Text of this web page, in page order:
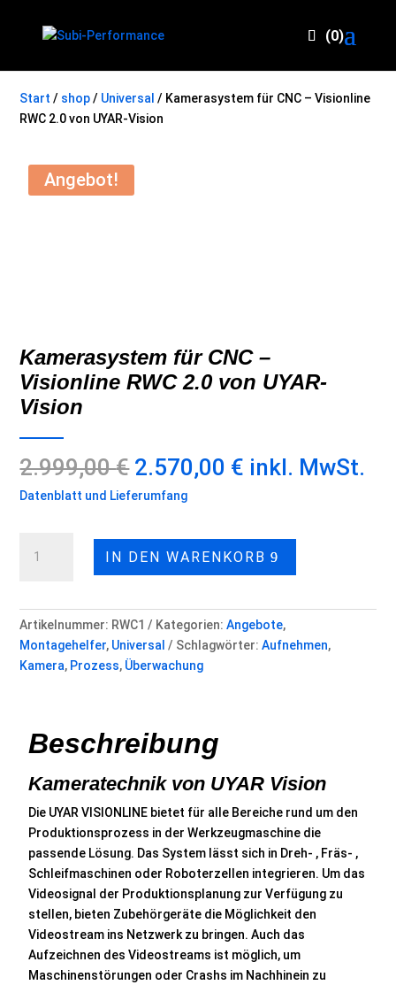
(0)
Start / shop/ Universal / Kamerasystem für CNC – Visionline
RWC 2.0 von UYAR-Vision
Angebot!
Kamerasystem für CNC –
Visionline RWC 2.0 von UYAR-
Vision
2.999,00€ Ursprünglicher
Preis
war:
2.570,00 € Aktueller
inkl. MwSt.
Datenblatt und Lieferumfang
Kamerasystem
Visionline
RWC
2.0
Menge
IN DEN WARENKORB
Artikelnummer: RWC1 Kategorien:Angebote,
Montagehelfer, Universal Schlagwörter:Aufnehmen,
Kamera, Prozess, Überwachung
Beschreibung
Kameratechnik von UYAR Vision
Die UYAR VISIONLINE bietet für alle Bereiche rund um den
Produktionsprozess in der Werkzeugmaschine die
passende Lösung. Das System lässt sich in Dreh- , Fräs- ,
Schleifmaschinen oder Roboterzellen integrieren. Um das
Videosignal der Produktionsplanung zur Verfügung zu
stellen, bieten Zubehörgeräte die Möglichkeit den
Videostream ins Netzwerk zu bringen. Auch das
Aufzeichnen des Videostreams ist möglich, um
Maschinenstörungen oder Crashs im Nachhinein zu